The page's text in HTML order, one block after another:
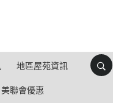
地區屋苑資訊
美聯會優惠